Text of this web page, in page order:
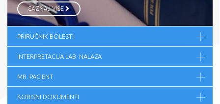
SAZNAJ VIŠE
PRIRUČNIK BOLESTI
INTERPRETACIJA LAB. NALAZA
MR. PACIENT
KORISNI DOKUMENTI